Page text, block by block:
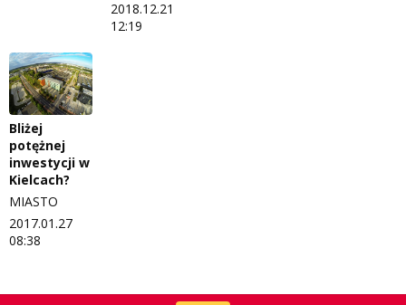
2018.12.21
12:19
Bliżej
potężnej
inwestycji w
Kielcach?
MIASTO
2017.01.27
08:38